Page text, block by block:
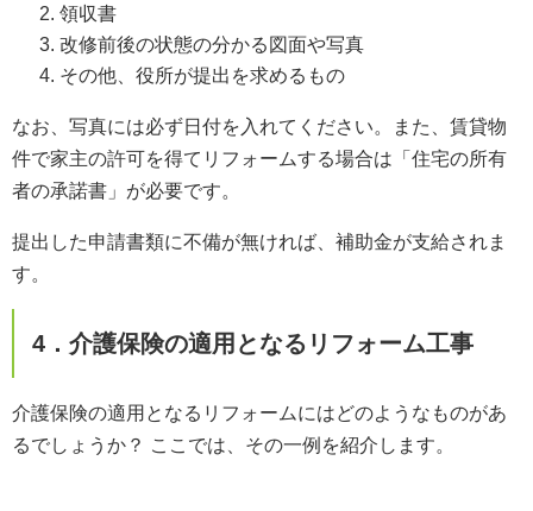
領収書
改修前後の状態の分かる図面や写真
その他、役所が提出を求めるもの
なお、写真には必ず日付を入れてください。また、賃貸物
件で家主の許可を得てリフォームする場合は「住宅の所有
者の承諾書」が必要です。
提出した申請書類に不備が無ければ、補助金が支給されま
す。
4．介護保険の適用となるリフォーム工事
介護保険の適用となるリフォームにはどのようなものがあ
るでしょうか？ ここでは、その一例を紹介します。